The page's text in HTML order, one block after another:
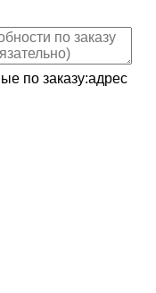
по заказу:адрес